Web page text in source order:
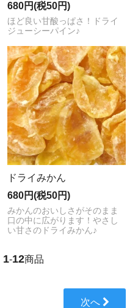
680円(税50円)
ほど良い甘酸っぱさ！ドライ
ジューシーパイン♪
ドライみかん
680円(税50円)
みかんのおいしさがそのまま
口の中に広がります！やさし
い甘さのドライみかん♪
1-12商品
次へ